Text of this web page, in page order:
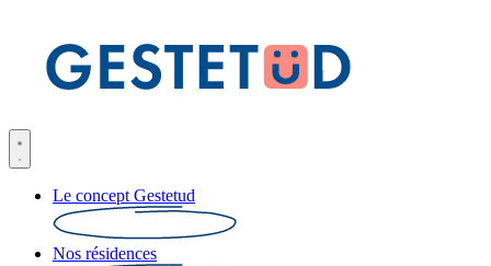
Le concept Gestetud
Nos résidences